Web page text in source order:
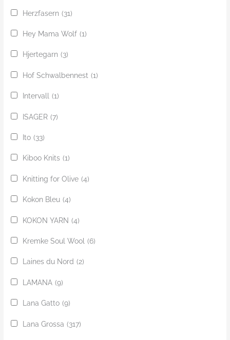
Herzfasern (31)
Hey Mama Wolf (1)
Hjertegarn (3)
Hof Schwalbennest (1)
Intervall (1)
ISAGER (7)
Ito (33)
Kiboo Knits (1)
Knitting for Olive (4)
Kokon Bleu (4)
KOKON YARN (4)
Kremke Soul Wool (6)
Laines du Nord (2)
LAMANA (9)
Lana Gatto (9)
Lana Grossa (317)